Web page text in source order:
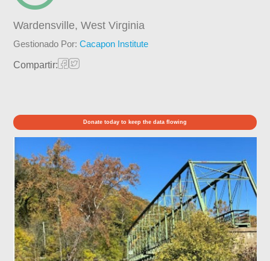
Wardensville,West Virginia
Gestionado Por:Cacapon Institute
Compartir:
Donate today to keep the data flowing